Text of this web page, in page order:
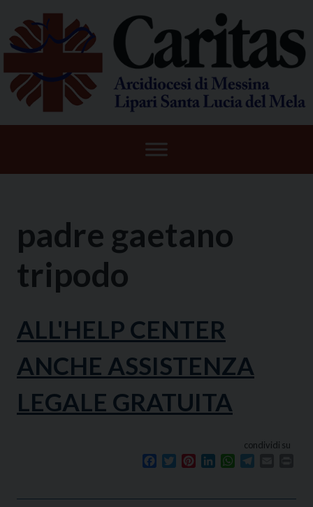
content
padre gaetano
tripodo
ALL'HELP CENTER
ANCHE ASSISTENZA
LEGALE GRATUITA
condividi su
Facebook
TwitterPinterestLinkedInWhatsApp